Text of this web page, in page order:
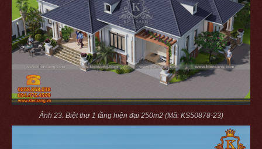
Ảnh 23. Biệt thự 1 tầng hiện đại 250m2 (Mã: KS50878-23)